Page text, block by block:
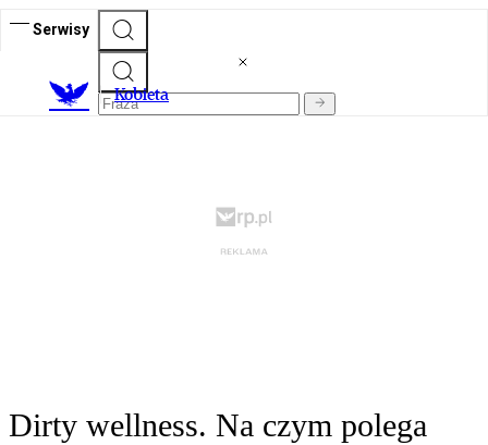
Serwisy
Kobieta
Dirty wellness. Na czym polega